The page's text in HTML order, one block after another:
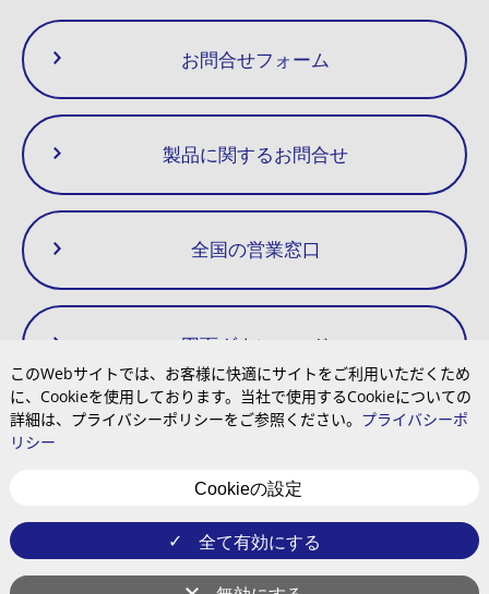
お問合せフォーム
製品に関するお問合せ
全国の営業窓口
図面ダウンロード
このWebサイトでは、お客様に快適にサイトをご利用いただくため
に、Cookieを使用しております。当社で使用するCookieについての
詳細は、プライバシーポリシーをご参照ください。 プライバシーポ
リシー
Cookieの設定
全て有効にする
サイト利用規約
YouTube Instagram